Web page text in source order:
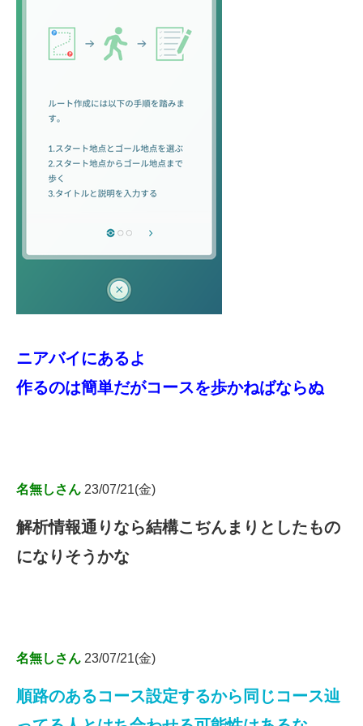
ニアバイにあるよ
作るのは簡単だがコースを歩かねばならぬ
名無しさん 23/07/21(金)
解析情報通りなら結構こぢんまりとしたもの
になりそうかな
名無しさん 23/07/21(金)
順路のあるコース設定するから同じコース辿